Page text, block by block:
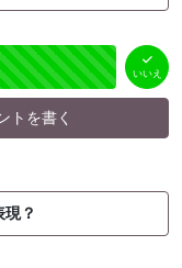
いいえ
トを書く
？